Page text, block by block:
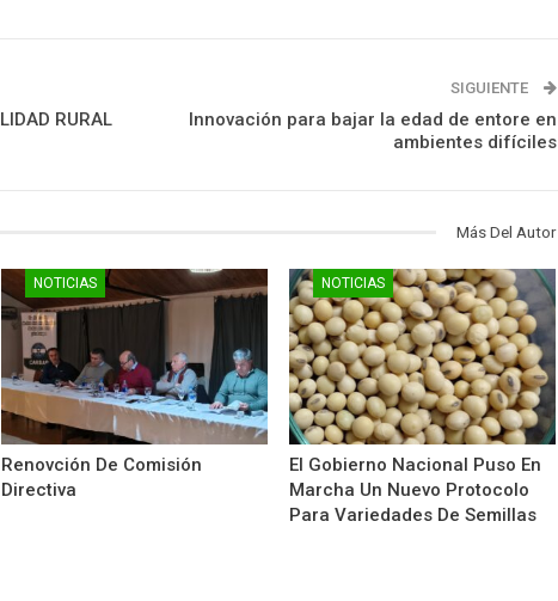
RURAL
SIGUIENTE
Innovación para bajar la edad de entore en
ambientes difíciles
Más Del Autor
NOTICIAS
Renovción De Comisión
Directiva
NOTICIAS
El Gobierno Nacional Puso En
Marcha Un Nuevo Protocolo
Para Variedades De Semillas